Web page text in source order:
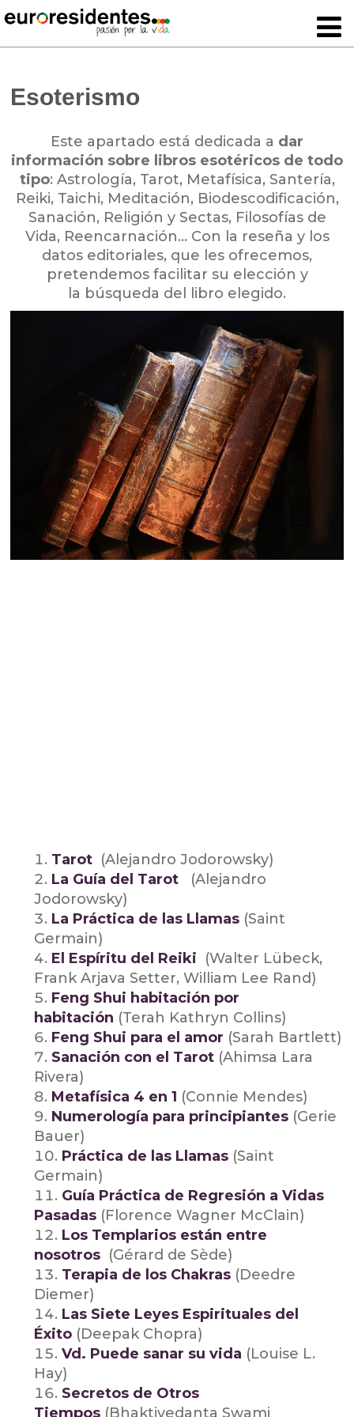
Esoterismo
Este apartado está dedicada a dar
información sobre libros esotéricos de todo
tipo: Astrología, Tarot, Metafísica, Santería,
Reiki, Taichi, Meditación, Biodescodificación,
Sanación, Religión y Sectas, Filosofías de
Vida, Reencarnación… Con la reseña y los
datos editoriales, que les ofrecemos,
pretendemos facilitar su elección y
la búsqueda del libro elegido.
Tarot (Alejandro Jodorowsky)
La Guía del Tarot
(Alejandro
Jodorowsky)
La Práctica de las Llamas (Saint
Germain)
El Espíritu del Reiki (Walter Lübeck,
Frank Arjava Setter, William Lee Rand)
Feng Shui habitación por
habitación (Terah Kathryn Collins)
Feng Shui para el amor (Sarah Bartlett)
Sanación con el Tarot (Ahimsa Lara
Rivera)
Metafísica 4 en 1 (Connie Mendes)
Numerología para principiantes (Gerie
Bauer)
Práctica de las Llamas (Saint
Germain)
Guía Práctica de Regresión a Vidas
Pasadas (Florence Wagner McClain)
Los Templarios están entre
nosotros (Gérard de Sède)
Terapia de los Chakras (Deedre
Diemer)
Las Siete Leyes Espirituales del
Éxito (Deepak Chopra)
Vd. Puede sanar su vida (Louise L.
Hay)
Secretos de Otros
Tiempos (Bhaktivedanta Swami